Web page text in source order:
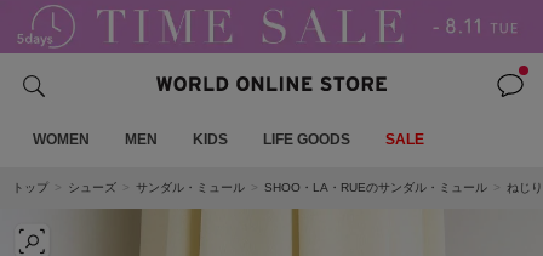
WOMEN MEN KIDS LIFE GOODS SALE
トップ シューズ サンダル・ミュール SHOO・LA・RUEのサンダル・ミュール ねじ